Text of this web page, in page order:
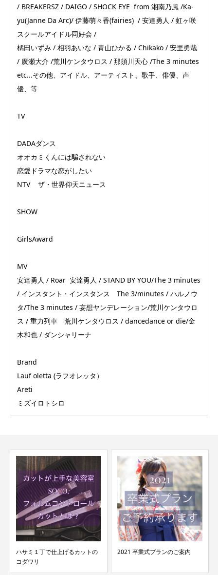
/ BREAKERSZ / DAIGO / SHOCK EYE from 湘南乃風 /Ka-
yu(Janne Da Arc)/ 伊藤萌々香(fairies) / 安達勇人 / 虹ヶ咲
スクールアイドル同好会 /
橘田いずみ / 相羽あいな / 青山ひかる / Chikako / 安里勇哉
/ 廣瀬大介 /荒川ケンタウロス / 那須川天心 /The 3 minutes
etc...その他、アイドル、アーティスト、歌手、俳優、声
優、等
TV
DADAダンス
オオカミくんには騙されない
恋愛ドラマな恋がしたい
NTV ザ・世界仰天ニュース
SHOW
GirlsAward
MV
安達勇人 / Roar 安達勇人 / STAND BY YOU/The 3 minutes
/ インスタント・インスタンス The 3/minutes / ハルノウ
タ/The 3 minutes / 妄想ヤンデレーション/荒川ケンタウロ
ス / 重力列車 荒川ケンタウロス / dancedance or die/金
木和也 / ダンシャリーナ
Brand
Lauf oletta (ラフオレッタ）
Areti
ミズイロトシロ
ハサミ１丁で仕上げるカットの
コダワリ
2021 卒業式プランのご案内